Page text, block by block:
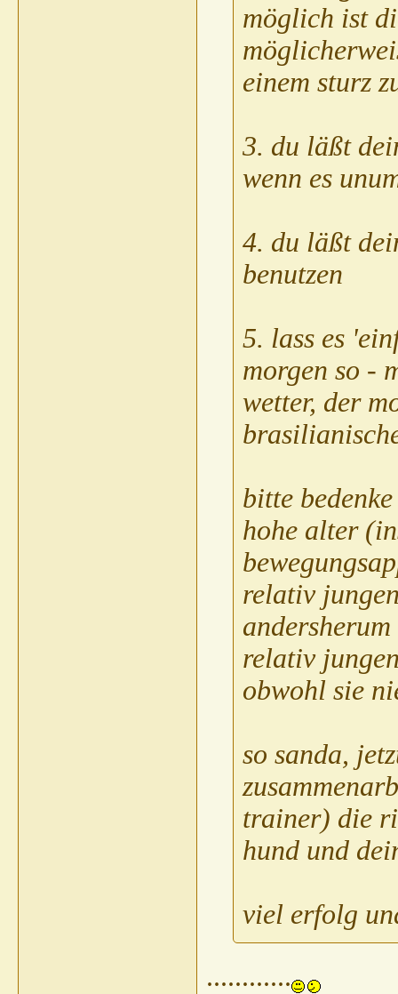
möglich ist
einem sturz
3. du läßt
wenn es
4. du läßt
benutzen
5. lass es
morgen so -
wetter, der
bitte
hohe alter
relativ
relativ
obwohl sie
so sanda,
trainer) die
hund und
viel erfolg
............